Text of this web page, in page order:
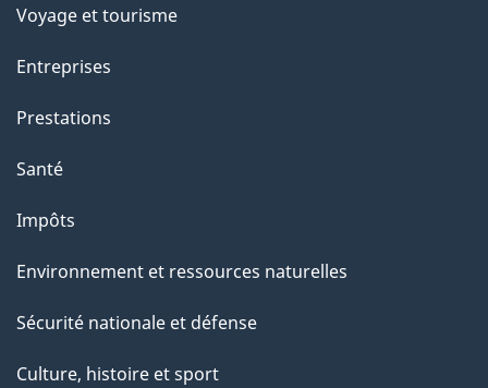
e
t
e
p
g
e
Voyage et tourisme
Entreprises
Prestations
Santé
Impôts
Environnement et ressources naturelles
Sécurité nationale et défense
Culture, histoire et sport